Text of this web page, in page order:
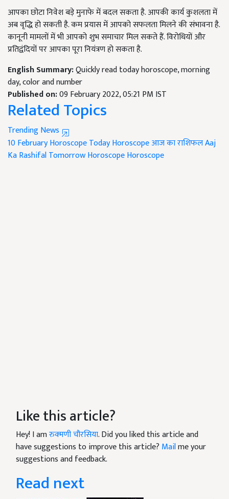
आपका छोटा निवेश बड़े मुनाफे में बदल सकता है. आपकी कार्य कुशलता में
अब वृद्धि हो सकती है. कम प्रयास में आपको सफलता मिलने की संभावना है.
कानूनी मामलों में भी आपको शुभ समाचार मिल सकते हैं. विरोधियों और
प्रतिद्वंदियों पर आपका पूरा नियंत्रण हो सकता है.
English Summary:Quickly read today horoscope, morning
day, color and number
Published on:09 February 2022, 05:21 PM IST
Related Topics
Trending News
10 February HoroscopeToday Horoscopeआज का राशिफलAaj
Ka RashifalTomorrow HoroscopeHoroscope
Like this article?
Hey! I amरुक्मणी चौरसिया. Did you liked this article and
have suggestions to improve this article? Mailme your
suggestions and feedback.
Read next